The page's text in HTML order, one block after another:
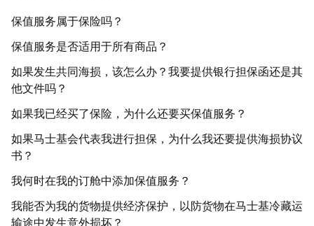
保值服务属于保险吗？
保值服务是否适用于所有商品？
如果发生共同海损，该怎么办？我要提供银行担保函还是其
他文件吗？
如果我已经买了保险，为什么还要买保值服务？
如果马士基会代表我进行担保，为什么我还要提供海损协议
书？
我何时在我的订舱中添加保值服务？
我能否为我的货物提供经济保护，以防货物在马士基冷藏运
输途中发生意外损坏？